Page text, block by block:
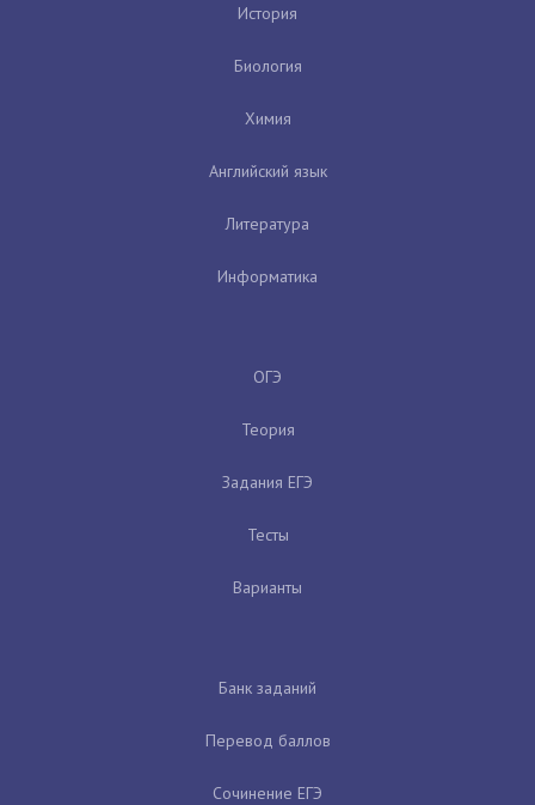
История
Биология
Химия
Английский язык
Литература
Информатика
ОГЭ
Теория
Задания ЕГЭ
Тесты
Варианты
Банк заданий
Перевод баллов
Сочинение ЕГЭ